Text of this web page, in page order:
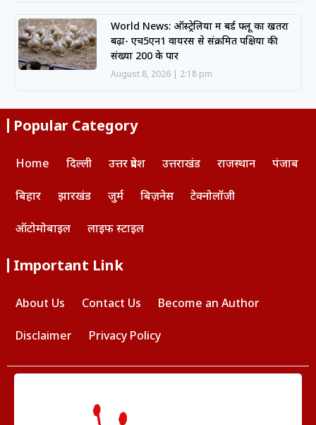
World News: ऑस्ट्रेलिया में बर्ड फ्लू का खतरा
बढ़ा- एच5एन1 वायरस से संक्रमित पक्षियों की
संख्या 200 के पार
August 8, 2026 2:18 pm
Popular Category
Home दिल्ली उत्तर प्रदेश उत्तराखंड राजस्थान पंजाब
बिहार झारखंड जुर्म बिज़नेस टेक्नोलॉजी
ऑटोमोबाइल लाइफ स्टाइल
Important Link
About Us Contact Us Become an Author
Disclaimer Privacy Policy